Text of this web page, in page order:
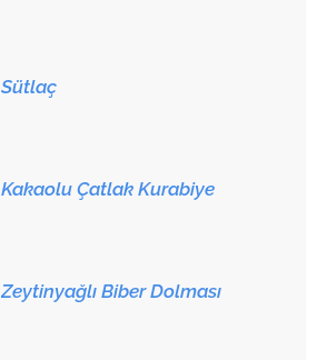
Sütlaç
Kakaolu Çatlak Kurabiye
Zeytinyağlı Biber Dolması